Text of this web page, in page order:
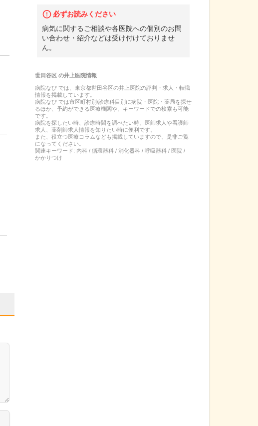
必ずお読みください
病気に関するご相談や各医院への個別のお問
い合わせ・紹介などは受け付けておりませ
ん。
世田谷区の井上医院情報
病院なび では、 東京都世田谷区の井上医院の評判・求人・転職
情報を掲載しています。
病院なび では市区町村別/診療科目別に病院・医院・薬局を探せ
るほか、予約ができる医療機関や、キーワードでの検索も可能
です。
病院を探したい時、診療時間を調べたい時、医師求人や看護師
求人、薬剤師求人情報を知りたい時に便利です。
また、役立つ医療コラムなども掲載していますので、是非ご覧
になってください。
関連キーワード: 内科 / 循環器科 / 消化器科 / 呼吸器科 / 医院 /
かかりつけ